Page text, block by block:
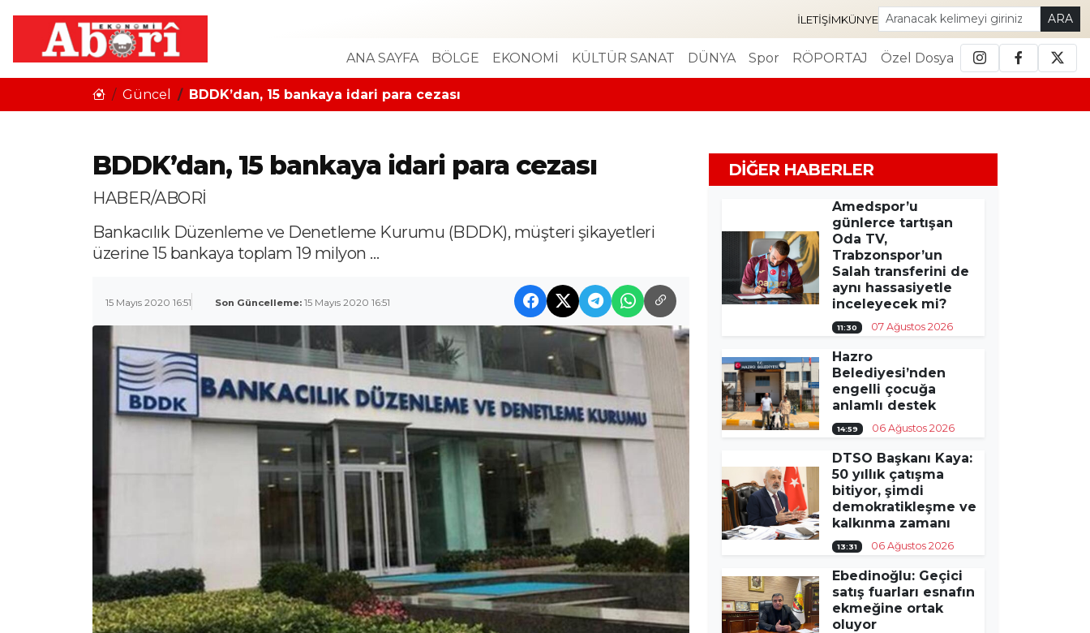
İLETIŞIMKÜNYE ARA
ANA SAYFA BÖLGE EKONOMİ KÜLTÜR SANAT DÜNYA Spor RÖPORTAJ Özel Dosya
Güncel BDDK’dan, 15 bankaya idari para cezası
BDDK’dan, 15 bankaya idari para cezası
HABER/ABORİ
Bankacılık Düzenleme ve Denetleme Kurumu (BDDK), müşteri şikayetleri
üzerine 15 bankaya toplam 19 milyon …
15 Mayıs 2020 16:51 Son Güncelleme: 15 Mayıs 2020 16:51
DIĞER HABERLER
Amedspor’u
günlerce tartışan
Oda TV,
Trabzonspor’un
Salah transferini de
aynı hassasiyetle
inceleyecek mi?
11:30 07 Ağustos 2026
Hazro
Belediyesi’nden
engelli çocuğa
anlamlı destek
14:59 06 Ağustos 2026
DTSO Başkanı Kaya:
50 yıllık çatışma
bitiyor, şimdi
demokratikleşme ve
kalkınma zamanı
13:31 06 Ağustos 2026
Ebedinoğlu: Geçici
satış fuarları esnafın
ekmeğine ortak
oluyor